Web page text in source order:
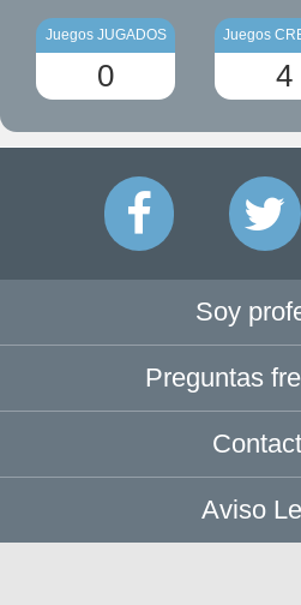
Juegos JUGADOS
0
Juegos
4
Soy
Preguntas
Aviso